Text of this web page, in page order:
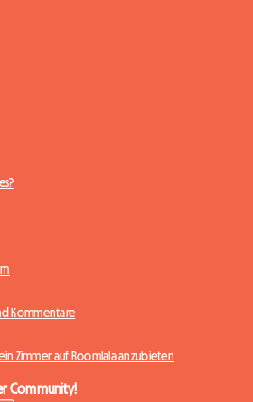
Kommentare
Zimmer auf Roomlala anzubieten
Community!